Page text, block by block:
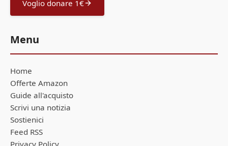
Voglio donare 1€
Menu
Home
Offerte Amazon
Guide all'acquisto
Scrivi una notizia
Sostienici
Feed RSS